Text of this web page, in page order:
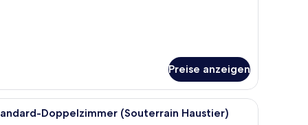
Preise anzeigen
Schreibtisch, einem Stuhl, einem Fernseher und einem Fenster mit Blick.
Ein Hotelzimmer mit zwei Betten, einem
1 Doppelzimmer (Souterrain Haustier)